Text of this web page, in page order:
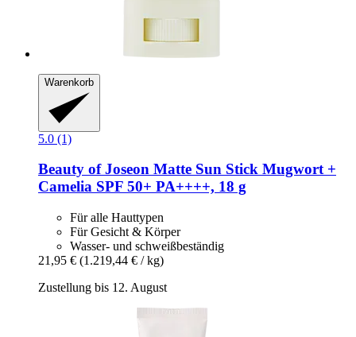
Warenkorb
5.0 (1)
Beauty of Joseon Matte Sun Stick Mugwort +
Camelia SPF 50+ PA++++, 18 g
Für alle Hauttypen
Für Gesicht & Körper
Wasser- und schweißbeständig
21,95 € (1.219,44 € / kg)
Zustellung bis 12. August